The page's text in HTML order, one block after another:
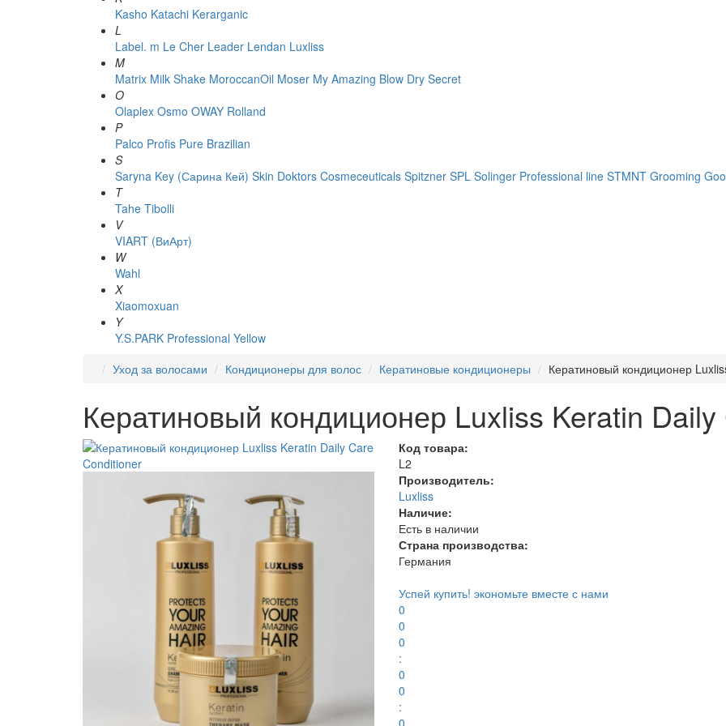
Kasho Katachi Kerarganic
L
Label. m Le Cher Leader Lendan Luxliss
M
Matrix Milk Shake MoroccanOil Moser My Amazing Blow Dry Secret
O
Olaplex Osmo OWAY Rolland
P
Palco Profis Pure Brazilian
S
Saryna Key (Сарина Кей) Skin Doktors Cosmeceuticals Spitzner SPL Solinger Professional line STMNT Grooming
T
Tahe Tibolli
V
VIART (ВиАрт)
W
Wahl
X
Xiaomoxuan
Y
Y.S.PARK Professional Yellow
Уход за волосами
Кондиционеры для волос Кератиновые кондиционеры Кератиновый кондиционер
Кератиновый кондиционер Luxliss Keratin
Код товара:
L2
Производитель:
Luxliss
Наличие:
Есть в наличии
Страна производства:
Германия
Успей купить! экономьте вместе с нами
0
0
0
:
0
0
:
0